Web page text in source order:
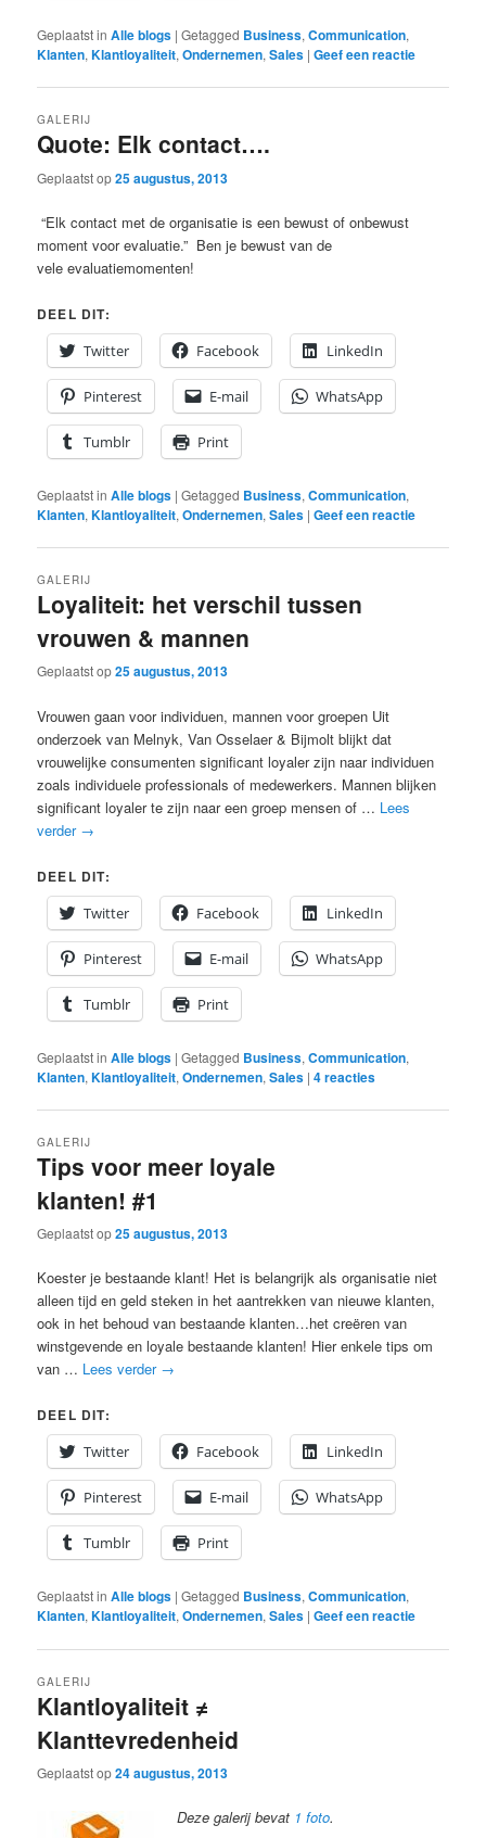
Geplaatst in Alle blogs |Getagged Business,Communication,
Klanten,Klantloyaliteit,Ondernemen,Sales |Geef een reactie
Quote: Elk contact….
GALERIJ
Geplaatst op25 augustus, 2013
“Elk contact met de organisatie is een bewust of onbewust
moment voor evaluatie.” Ben je bewust van de
vele evaluatiemomenten!
DEEL DIT:
Twitter
Facebook LinkedIn
Pinterest E-mail WhatsApp
Tumblr Print
Geplaatst in Alle blogs |Getagged Business,Communication,
Klanten,Klantloyaliteit,Ondernemen,Sales |Geef een reactie
Loyaliteit: het verschil tussen
vrouwen & mannen
GALERIJ
Geplaatst op25 augustus, 2013
Vrouwen gaan voor individuen, mannen voor groepen Uit
onderzoek van Melnyk, Van Osselaer & Bijmolt blijkt dat
vrouwelijke consumenten significant loyaler zijn naar individuen
zoals individuele professionals of medewerkers. Mannen blijken
significant loyaler te zijn naar een groep mensen of … Lees
verder →
DEEL DIT:
Twitter
Facebook LinkedIn
Pinterest E-mail WhatsApp
Tumblr Print
Geplaatst in Alle blogs |Getagged Business,Communication,
Klanten,Klantloyaliteit,Ondernemen,Sales |4reacties
Tips voor meer loyale
klanten! #1
GALERIJ
Geplaatst op25 augustus, 2013
Koester je bestaande klant! Het is belangrijk als organisatie niet
alleen tijd en geld steken in het aantrekken van nieuwe klanten,
ook in het behoud van bestaande klanten…het creëren van
winstgevende en loyale bestaande klanten! Hier enkele tips om
van … Lees verder →
DEEL DIT:
Twitter
Facebook LinkedIn
Pinterest E-mail WhatsApp
Tumblr Print
Geplaatst in Alle blogs |Getagged Business,Communication,
Klanten,Klantloyaliteit,Ondernemen,Sales |Geef een reactie
Klantloyaliteit ≠
Klanttevredenheid
GALERIJ
Geplaatst op24 augustus, 2013
Deze galerij bevat 1 foto.